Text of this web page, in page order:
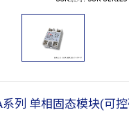
系列 单相固态模块(可